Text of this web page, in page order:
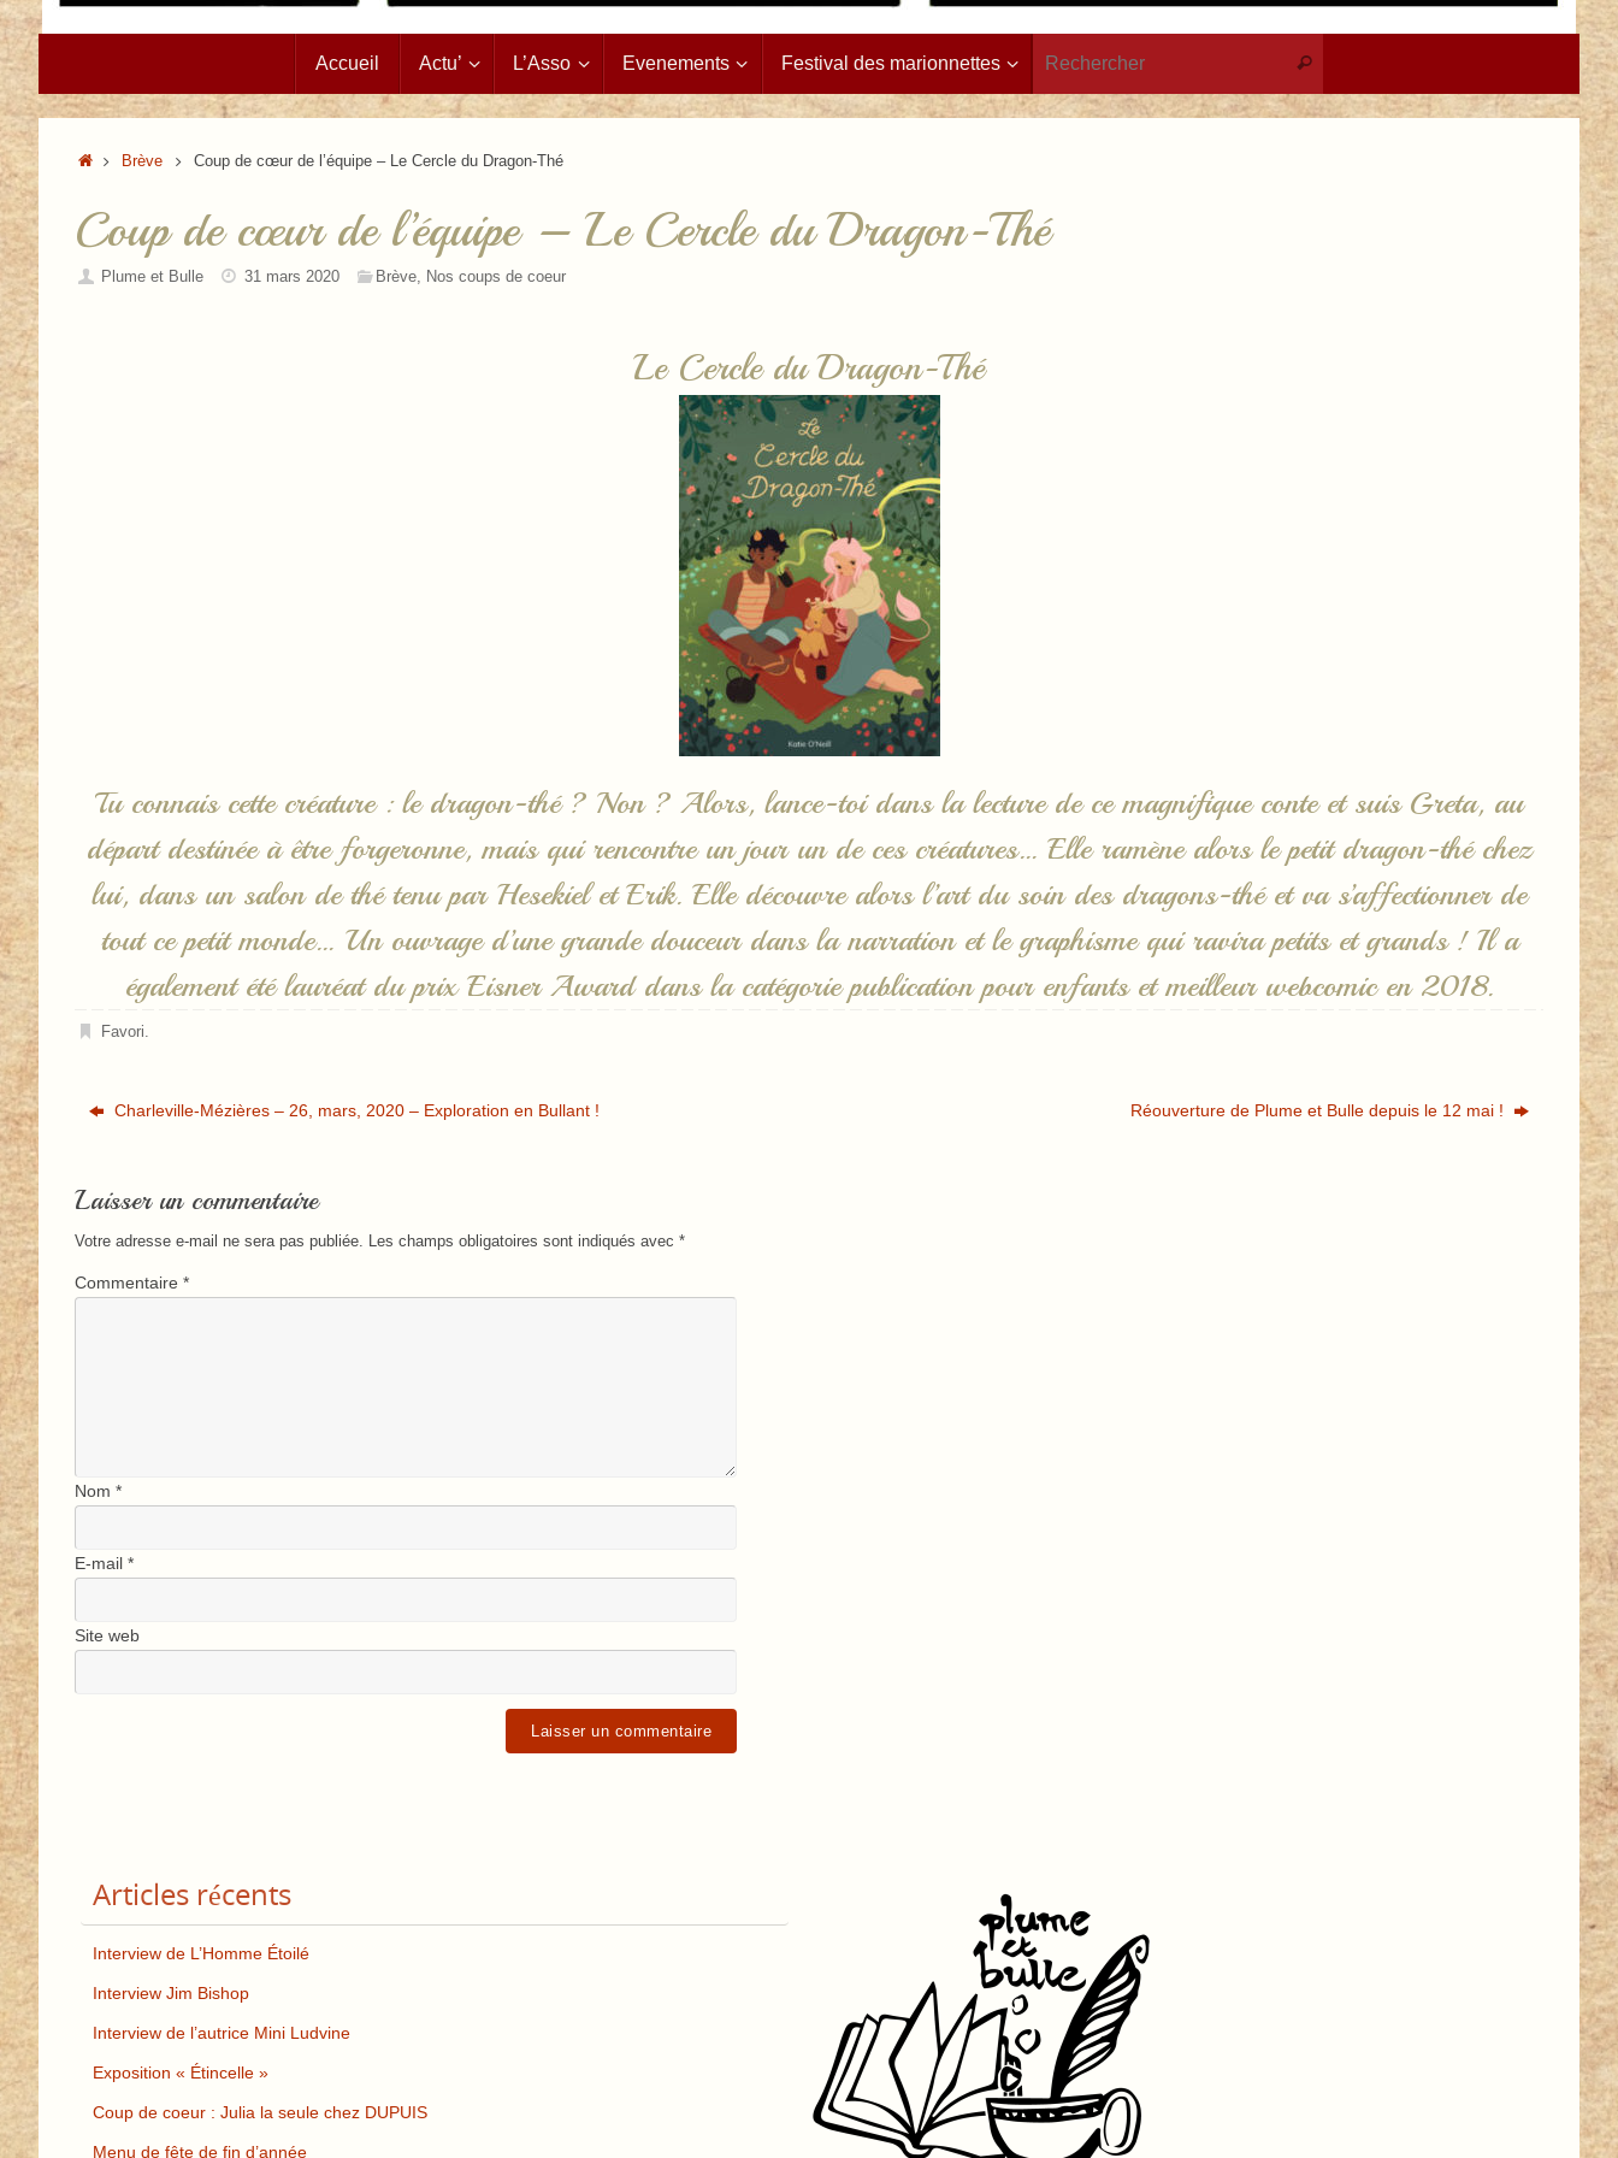
Passer
contenu
Accueil Actu’ L’Asso Evenements Festival des marionnettes Rechercher
Accueil
Brève Coup de cœur de l’équipe – Le Cercle du Dragon-Thé
Coup de cœur de l’équipe – Le Cercle du Dragon-Thé
Plume et Bulle 31 mars 2020 Brève, Nos coups de coeur
Le Cercle du Dragon-Thé
Tu connais cette créature : le dragon-thé ? Non ? Alors, lance-toi dans la lecture de ce magnifique conte et suis Greta, au
départ destinée à être forgeronne, mais qui rencontre un jour un de ces créatures… Elle ramène alors le petit dragon-thé chez
lui, dans un salon de thé tenu par Hesekiel et Erik. Elle découvre alors l’art du soin des dragons-thé et va s’affectionner de
tout ce petit monde… Un ouvrage d’une grande douceur dans la narration et le graphisme qui ravira petits et grands ! Il a
également été lauréat du prix Eisner Award dans la catégorie publication pour enfants et meilleur webcomic en 2018.
Favori.
Charleville-Mézières – 26, mars, 2020 – Exploration en Bullant ! Réouverture de Plume et Bulle depuis le 12 mai !
Laisser un commentaire
Votre adresse e-mail ne sera pas publiée. Les champs obligatoires sont indiqués avec *
Commentaire *
Nom *
E-mail *
Site web
Articles récents
Interview de L’Homme Étoilé
Interview Jim Bishop
Interview de l’autrice Mini Ludvine
Exposition « Étincelle »
Coup de coeur : Julia la seule chez DUPUIS
Menu de fête de fin d’année